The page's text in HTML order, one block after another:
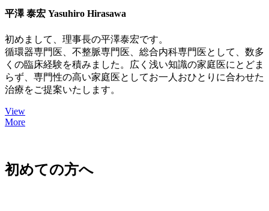
平澤 泰宏 Yasuhiro Hirasawa
初めまして、理事長の平澤泰宏です。
循環器専門医、不整脈専門医、総合内科専門医として、数多
くの臨床経験を積みました。広く浅い知識の家庭医にとどま
らず、専門性の高い家庭医としてお一人おひとりに合わせた
治療をご提案いたします。
View
More
初めての方へ